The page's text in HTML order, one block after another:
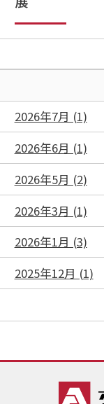
2026年7月 (1)
2026年6月 (1)
2026年5月 (2)
2026年3月 (1)
2026年1月 (3)
2025年12月 (1)